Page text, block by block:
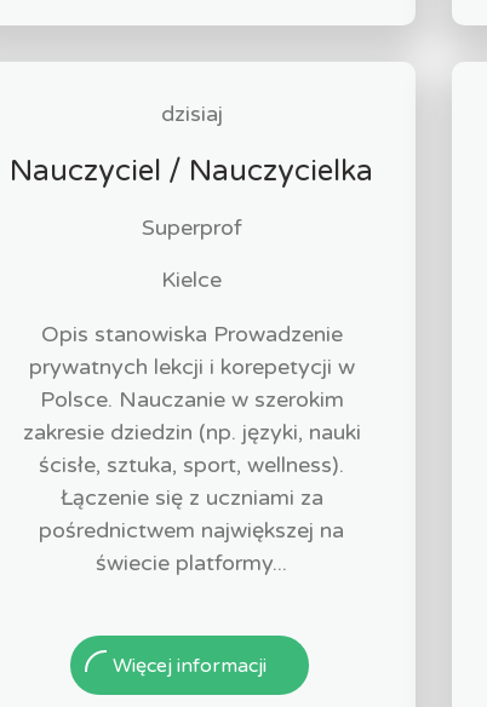
dzisiaj
Nauczyciel / Nauczycielka
Superprof
Kielce
Opis stanowiska Prowadzenie
prywatnych lekcji i korepetycji w
Polsce. Nauczanie w szerokim
zakresie dziedzin (np. języki, nauki
ścisłe, sztuka, sport, wellness).
Łączenie się z uczniami za
pośrednictwem największej na
świecie platformy...
Więcej informacji